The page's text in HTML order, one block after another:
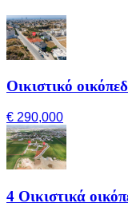
Οικιστικό
€ 290,000
4 Οικιστικά